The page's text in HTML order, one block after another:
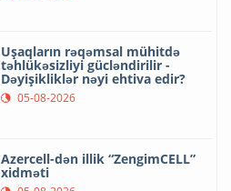
Uşaqların rəqəmsal mühitdə
təhlükəsizliyi gücləndirilir -
Dəyişikliklər nəyi ehtiva edir?
05-08-2026
Azercell-dən illik “ZengimCELL”
xidməti